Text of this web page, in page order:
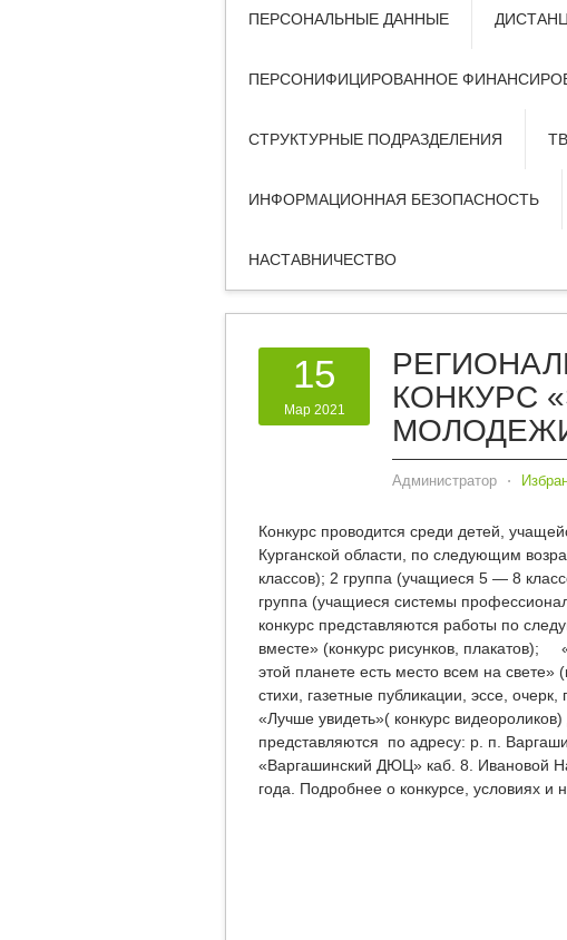
ПЕРСОНАЛЬНЫЕ ДАННЫЕ
ПЕРСОНИФИЦИРОВАННОЕ
СТРУКТУРНЫЕ ПОДРАЗДЕЛЕНИЯ
ИНФОРМАЦИОННАЯ БЕЗОПАСНОСТЬ
НАСТАВНИЧЕСТВО
15
Мар 2021
КОНКУРС
Администратор ⋅
Конкурс проводится среди детей,
Курганской области, по следующим
классов); 2 группа (учащиеся 5 — 8
группа (учащиеся системы
конкурс представляются работы по
вместе» (конкурс рисунков, плакатов);
этой планете есть место всем на свете»
стихи, газетные публикации, эссе,
«Лучше увидеть»( конкурс
представляются по адресу: р. п.
«Варгашинский ДЮЦ» каб. 8. Ивановой
года. Подробнее о конкурсе, условиях